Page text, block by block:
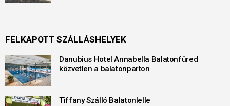
FELKAPOTT SZÁLLÁSHELYEK
Danubius Hotel Annabella Balatonfüred
közvetlen a balatonparton
Tiffany Szálló Balatonlelle